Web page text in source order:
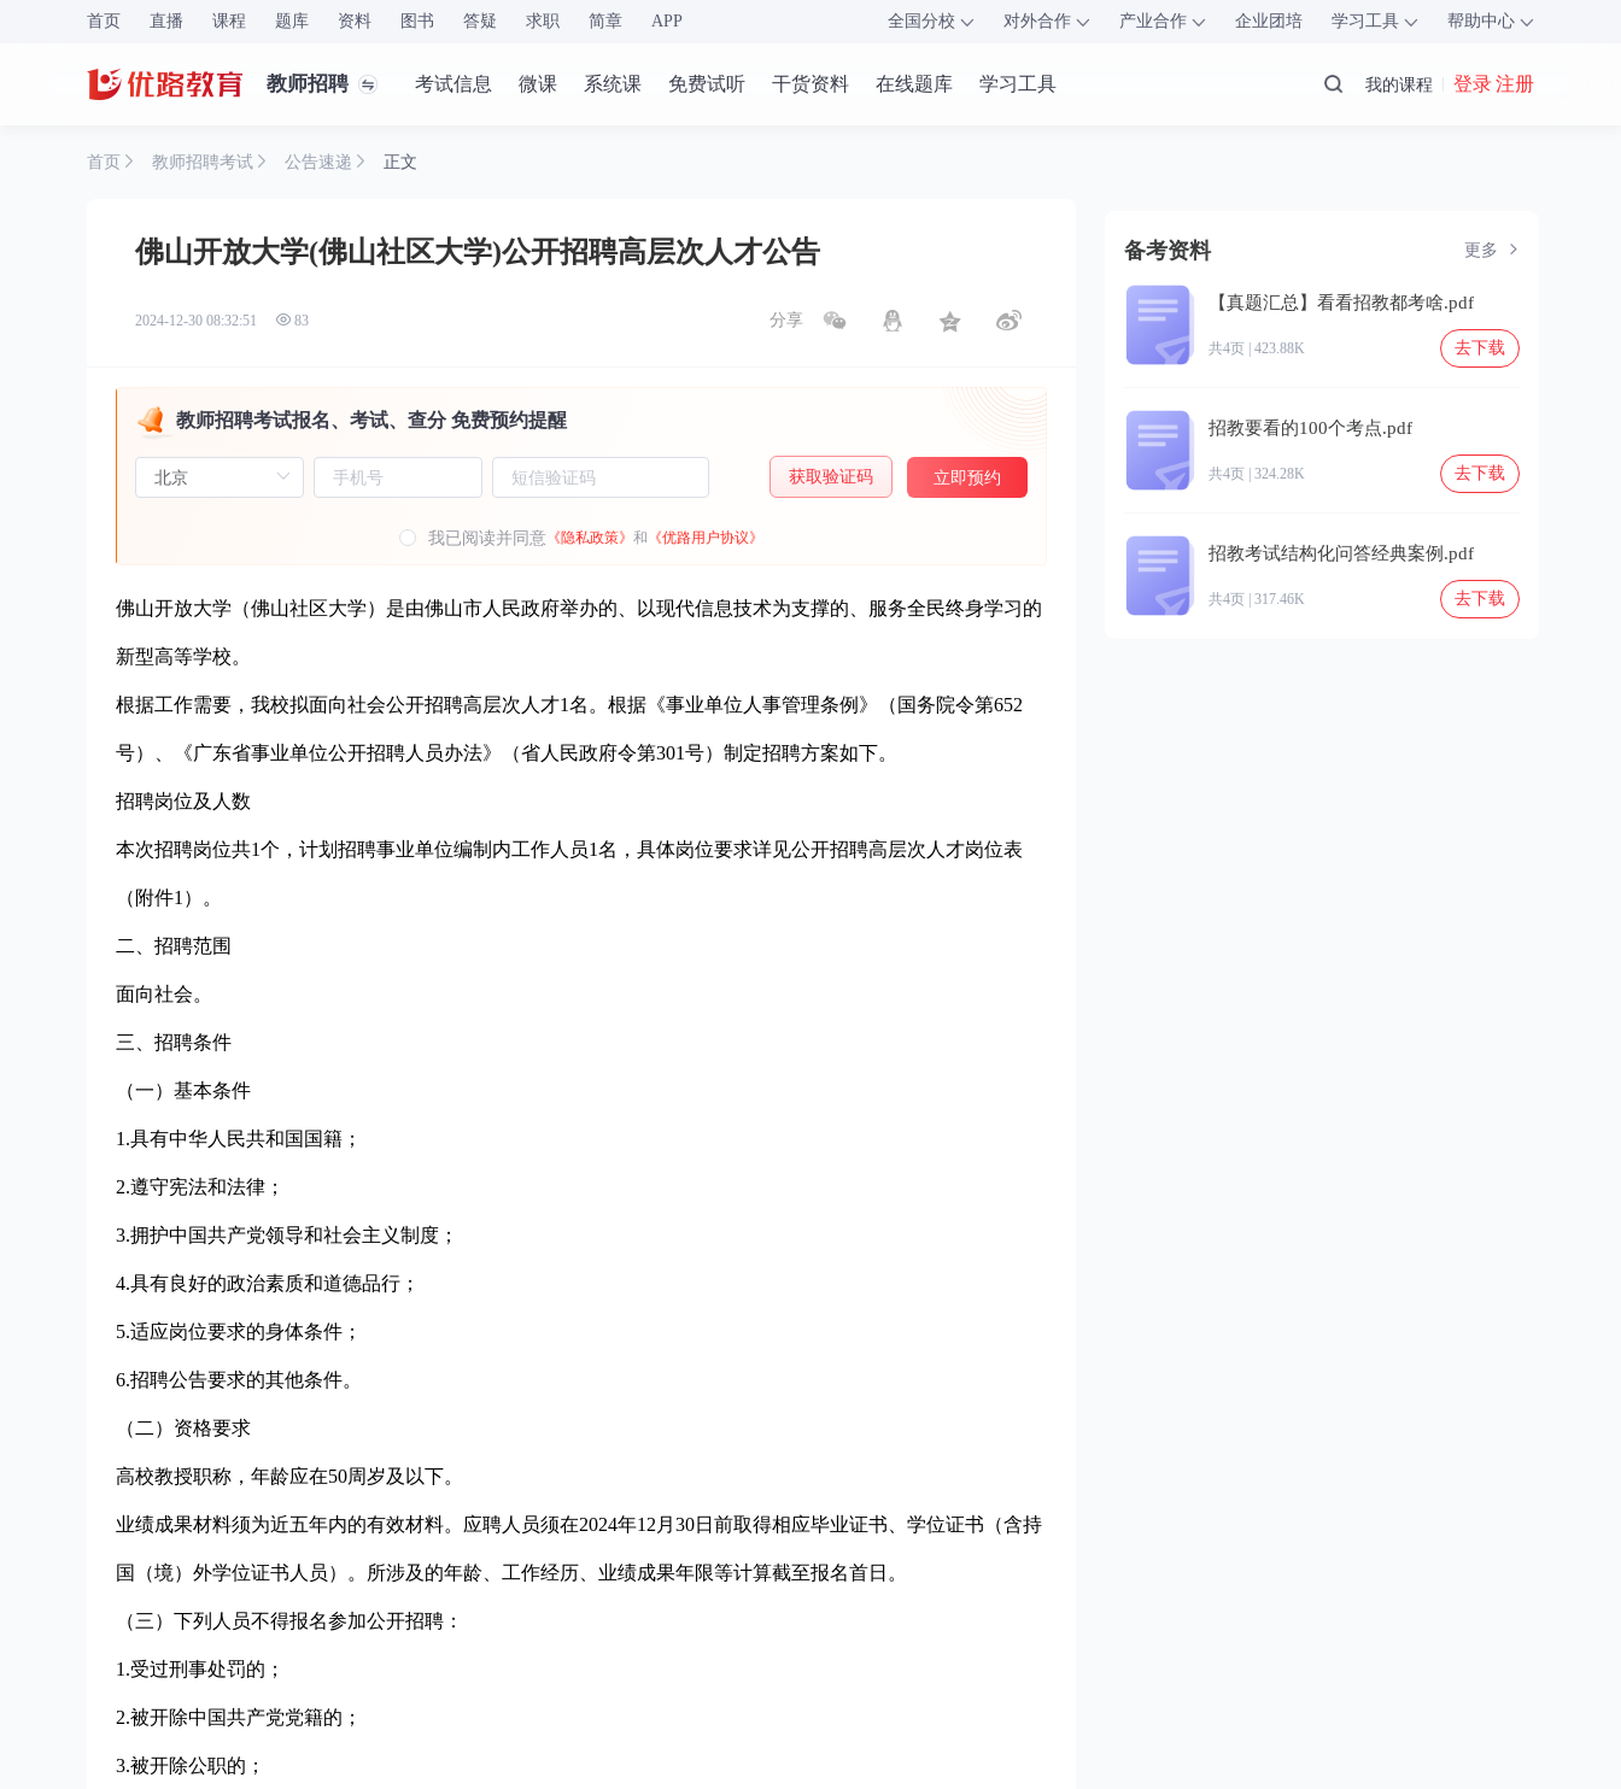
首页 直播 课程 题库 资料 图书 答疑 求职 简章 APP 全国分校 对外合作 产业合作 企业团培 学习工具 帮助中心
教师招聘 考试信息 微课 系统课 免费试听 干货资料 在线题库 学习工具 我的课程 登录 注册
首页 教师招聘考试 公告速递 正文
佛山开放大学(佛山社区大学)公开招聘高层次人才公告
2024-12-30 08:32:51 83 分享
教师招聘考试报名、考试、查分 免费预约提醒
获取验证码 立即预约
我已阅读并同意 《隐私政策》 和 《优路用户协议》
佛山开放大学（佛山社区大学）是由佛山市人民政府举办的、以现代信息技术为支撑的、服务全民终身学习的
新型高等学校。
根据工作需要，我校拟面向社会公开招聘高层次人才1名。根据《事业单位人事管理条例》（国务院令第652
号）、《广东省事业单位公开招聘人员办法》（省人民政府令第301号）制定招聘方案如下。
招聘岗位及人数
本次招聘岗位共1个，计划招聘事业单位编制内工作人员1名，具体岗位要求详见公开招聘高层次人才岗位表
（附件1）。
二、招聘范围
面向社会。
三、招聘条件
（一）基本条件
1.具有中华人民共和国国籍；
2.遵守宪法和法律；
3.拥护中国共产党领导和社会主义制度；
4.具有良好的政治素质和道德品行；
5.适应岗位要求的身体条件；
6.招聘公告要求的其他条件。
（二）资格要求
高校教授职称，年龄应在50周岁及以下。
业绩成果材料须为近五年内的有效材料。应聘人员须在2024年12月30日前取得相应毕业证书、学位证书（含持
国（境）外学位证书人员）。所涉及的年龄、工作经历、业绩成果年限等计算截至报名首日。
（三）下列人员不得报名参加公开招聘：
1.受过刑事处罚的；
2.被开除中国共产党党籍的；
3.被开除公职的；
备考资料 更多
【真题汇总】看看招教都考啥.pdf
共4页 | 423.88K 去下载
招教要看的100个考点.pdf
共4页 | 324.28K 去下载
招教考试结构化问答经典案例.pdf
共4页 | 317.46K 去下载